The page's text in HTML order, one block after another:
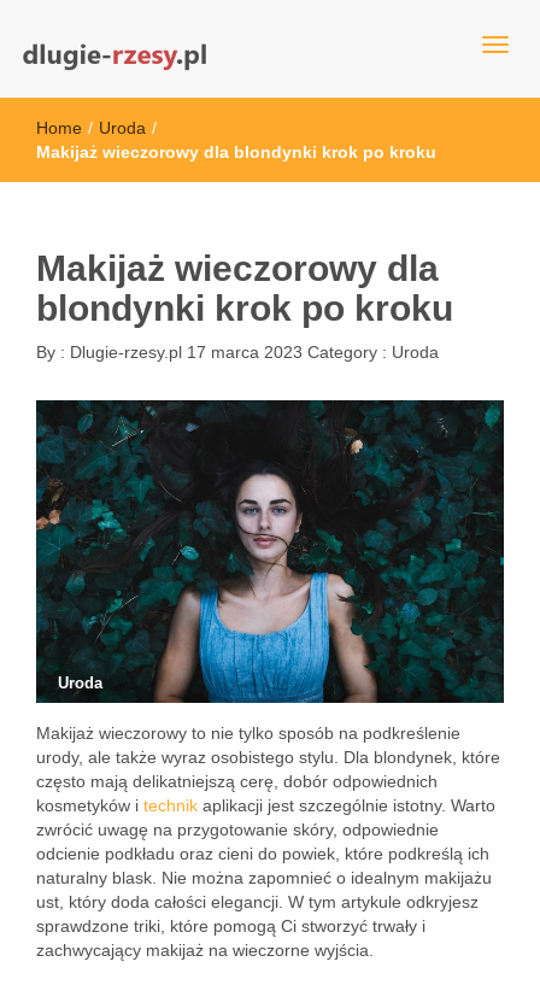
dlugie-rzesy.pl
Home / Uroda /
Makijaż wieczorowy dla blondynki krok po kroku
Makijaż wieczorowy dla
blondynki krok po kroku
By : Dlugie-rzesy.pl 17 marca 2023 Category : Uroda
Uroda
Makijaż wieczorowy to nie tylko sposób na podkreślenie
urody, ale także wyraz osobistego stylu. Dla blondynek, które
często mają delikatniejszą cerę, dobór odpowiednich
kosmetyków i technik aplikacji jest szczególnie istotny. Warto
zwrócić uwagę na przygotowanie skóry, odpowiednie
odcienie podkładu oraz cieni do powiek, które podkreślą ich
naturalny blask. Nie można zapomnieć o idealnym makijażu
ust, który doda całości elegancji. W tym artykule odkryjesz
sprawdzone triki, które pomogą Ci stworzyć trwały i
zachwycający makijaż na wieczorne wyjścia.